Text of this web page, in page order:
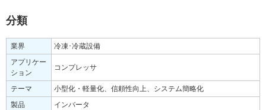
分類
業界
冷凍･冷蔵設備
アプリケー
ション
コンプレッサ
テーマ
小型化・軽量化、信頼性向上、システム簡略化
製品
インバータ